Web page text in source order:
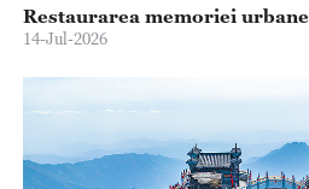
Restaurarea memoriei urbane
14-Jul-2026